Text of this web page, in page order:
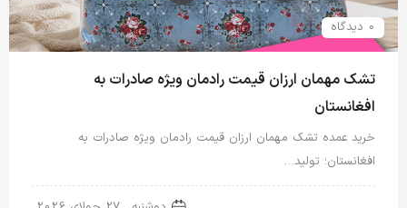
0 دیدگاه
تشک مهمان ارزان قیمت رادمان ویژه صادرات به
افغانستان
خرید عمده تشک مهمان ارزان قیمت رادمان ویژه صادرات به
افغانستان؛ تولید…